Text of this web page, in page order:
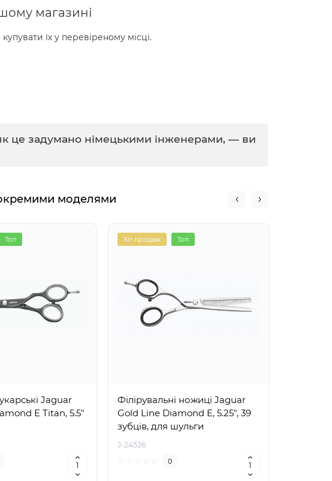
магазині
їх у перевіреному місці.
це задумано німецькими інженерами, — ви
окремими моделями
Топ
Jaguar
E Titan, 5.5"
Хіт продаж Топ
Філірувальні ножиці Jaguar
Gold Line Diamond E, 5.25", 39
зубців, для шульги
J-24526
0